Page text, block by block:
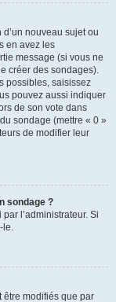
nouveau sujet ou
en avez les
message (si vous ne
créer des sondages).
possibles, saisissez
pouvez aussi indiquer
de son vote dans
sondage (mettre « 0 »
de modifier leur
sondage ?
l’administrateur. Si
le.
être modifiés que par